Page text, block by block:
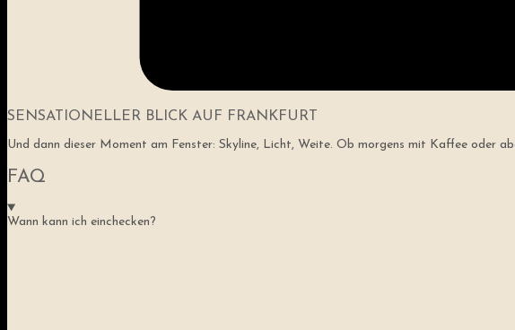
SENSATIONELLER BLICK AUF FRANKFURT
Und dann dieser Moment am Fenster: Skyline, Licht, Weite. Ob morgens mit Kaffee oder
FAQ
Wann kann ich einchecken?